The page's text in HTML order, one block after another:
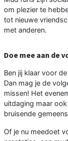
om plezier te
tot nieuwe
met anderen.
Doe mee aan de
Ben jij klaar voor
Dan mag je de
missen! Het
uitdaging maar
bruisende
Of je nu meedoet